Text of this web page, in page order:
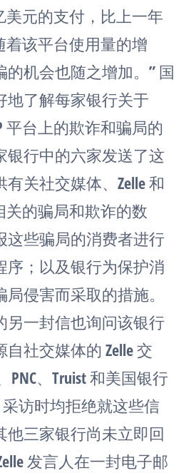
美元的支付，比上一年
着该平台使用量的增
的机会也随之增加。” 国
地了解每家银行关于
平台上的欺诈和骗局的
银行中的六家发送了这
关社交媒体、Zelle 和
关的骗局和欺诈的数
这些骗局的消费者进行
序；以及银行为保护消
侵害而采取的措施。
另一封信也询问该银行
社交媒体的 Zelle 交
PNC、Truist 和美国银行
采访时均拒绝就这些信
他三家银行尚未立即回
发言人在一封电子邮